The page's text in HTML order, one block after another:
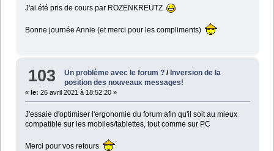
J'ai été pris de cours par ROZENKREUTZ
Bonne journée Annie (et merci pour les compliments)
103 Un problème avec le forum ? /Inversion de la
position des nouveaux messages!
« le: 26 avril 2021 à 18:52:20 »
J'essaie d'optimiser l'ergonomie du forum afin qu'il soit au mieux
compatible sur les mobiles/tablettes, tout comme sur PC
Merci pour vos retours